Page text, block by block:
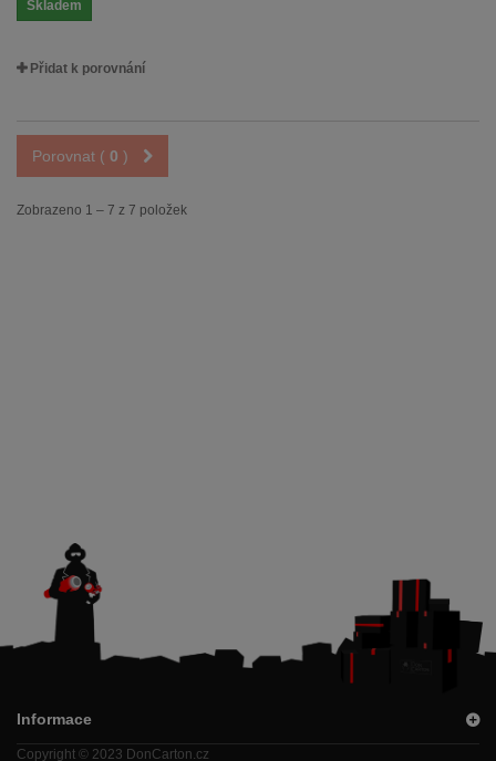
Skladem
Přidat k porovnání
Porovnat ( 0 )
Zobrazeno 1 – 7 z 7 položek
Informace
Copyright © 2023 DonCarton.cz